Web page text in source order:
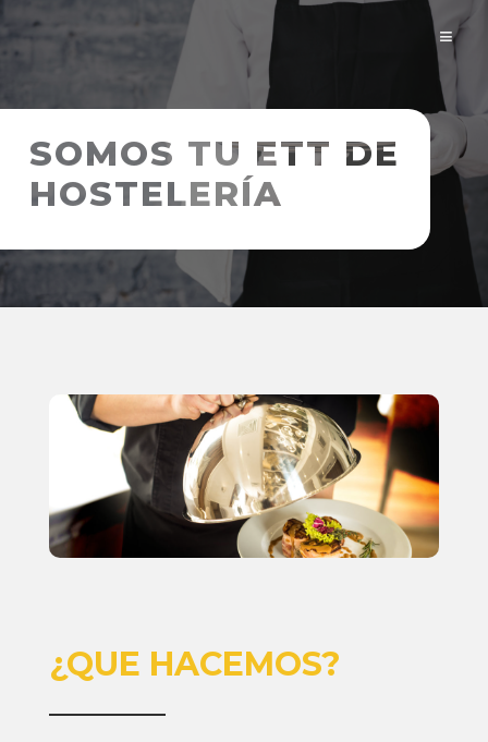
SOMOS TU ETT DE
HOSTELERÍA
¿QUE HACEMOS?
≡
Portal candidato
Portal empresa
Ofertas de trabajo